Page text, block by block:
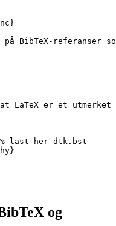
}
på BibTeX-
er et utmerket
% last her dtk.bst
og